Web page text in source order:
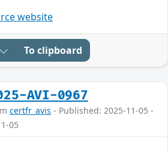
website
To clipboard
AVI-0967
certfr_avis - Published: 2025-11-05 -
05